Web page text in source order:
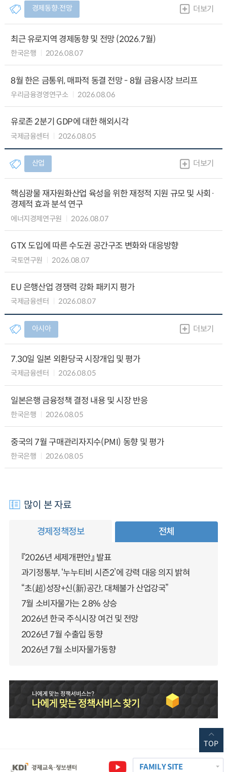
경제동향∙전망 더보기
최근 유로지역 경제동향 및 전망 (2026.7월)
한국은행 2026.08.07
8월 한은 금통위, 매파적 동결 전망 - 8월 금융시장 브리프
우리금융경영연구소 2026.08.06
유로존 2분기 GDP에 대한 해외시각
국제금융센터 2026.08.05
산업 더보기
핵심광물 재자원화산업 육성을 위한 재정적 지원 규모 및 사회·
경제적 효과 분석 연구
에너지경제연구원 2026.08.07
GTX 도입에 따른 수도권 공간구조 변화와 대응방향
국토연구원 2026.08.07
EU 은행산업 경쟁력 강화 패키지 평가
국제금융센터 2026.08.07
아시아 더보기
7.30일 일본 외환당국 시장개입 및 평가
국제금융센터 2026.08.05
일본은행 금융정책 결정 내용 및 시장 반응
한국은행 2026.08.05
중국의 7월 구매관리자지수(PMI) 동향 및 평가
한국은행 2026.08.05
많이 본 자료
경제정책정보 전체
『2026년 세제개편안』 발표
과기정통부, ‘누누티비 시즌2’에 강력 대응 의지 밝혀
“초(超)성장+신(新)공간, 대체불가 산업강국”
7월 소비자물가는 2.8% 상승
2026년 한국 주식시장 여건 및 전망
2026년 7월 수출입 동향
2026년 7월 소비자물가동향
FAMILY SITE
TOP